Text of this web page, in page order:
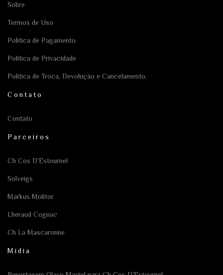
Sobre
Termos de Uso
Política de Pagamento
Política de Privacidade
Política de Troca, Devolução e Cancelamento.
Contato
Contato
Parceiros
Ch Cos D'Estournel
Solveigs
Markus Molitor
Lheraud Cognac
Ch La Mascaronne
Mídia